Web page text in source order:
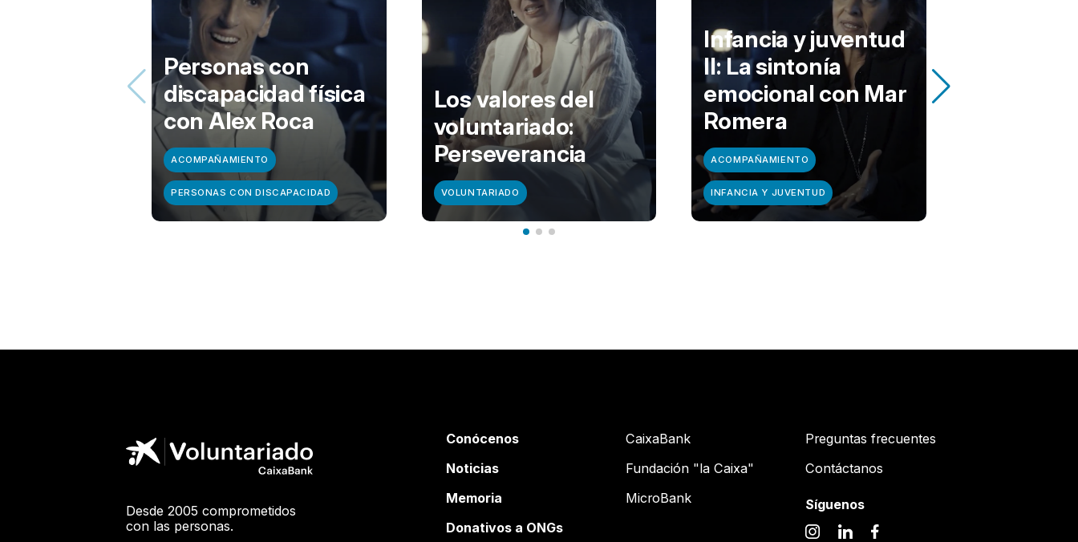
Personas con
discapacidad física
con Alex Roca
ACOMPAÑAMIENTO
PERSONAS CON DISCAPACIDAD
Los valores del
voluntariado:
Perseverancia
VOLUNTARIADO
Infancia y juventud
II: La sintonía
emocional con Mar
Romera
ACOMPAÑAMIENTO
INFANCIA Y JUVENTUD
Desde 2005 comprometidos
con las personas.
Conócenos
Noticias
Memoria
Donativos a ONGs
CaixaBank
Fundación "la Caixa"
MicroBank
Preguntas frecuentes
Contáctanos
Síguenos